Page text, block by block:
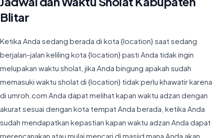
Blitar
Ketika Anda sedang berada di kota {location} saat sedang
berjalan-jalan keliling kota {location} pasti Anda tidak ingin
melupakan waktu sholat, jika Anda bingung apakah sudah
memasuki waktu sholat di {location} tidak perlu khawatir karena
di umroh.com Anda dapat melihat kapan waktu adzan dengan
akurat sesuai dengan kota tempat Anda berada, ketika Anda
sudah mendapatkan kepastian kapan waktu adzan Anda dapat
merencanakan atau mulai mencari di masjid mana Anda akan